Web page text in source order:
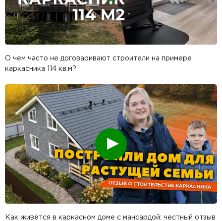
О чем часто не договаривают строители на примере
каркасника 114 кв.м?
Смотреть
Как живётся в каркасном доме с мансардой: честный отзыв